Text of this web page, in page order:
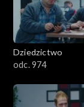
Dziedzictwo
odc. 974